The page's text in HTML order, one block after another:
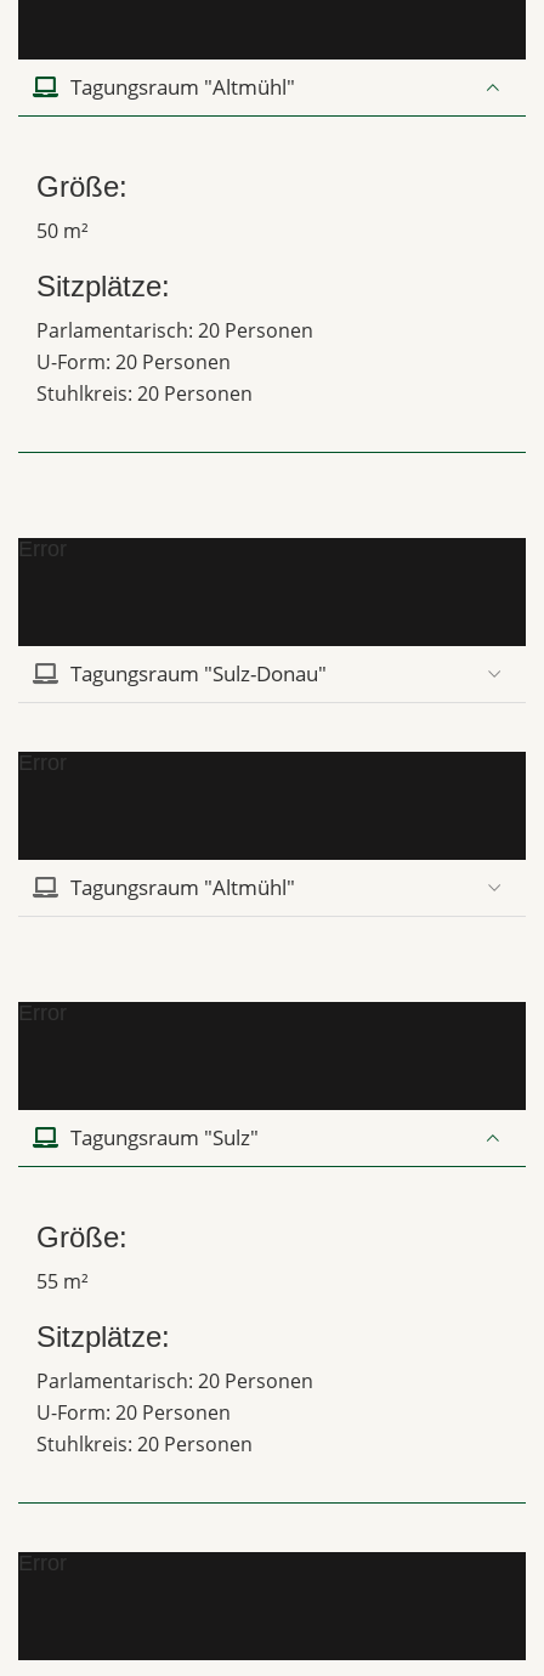
Tagungsraum "Altmühl"
Größe:
50 m²
Sitzplätze:
Parlamentarisch: 20 Personen
U-Form: 20 Personen
Stuhlkreis: 20 Personen
Error
Tagungsraum "Sulz-Donau"
Error
Tagungsraum "Altmühl"
Error
Tagungsraum "Sulz"
Größe:
55 m²
Sitzplätze:
Parlamentarisch: 20 Personen
U-Form: 20 Personen
Stuhlkreis: 20 Personen
Error